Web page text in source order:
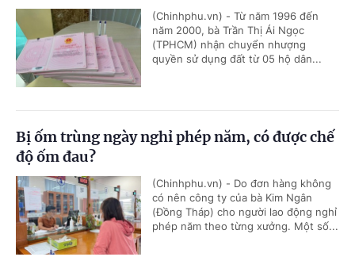
(Chinhphu.vn) - Từ năm 1996 đến
năm 2000, bà Trần Thị Ái Ngọc
(TPHCM) nhận chuyển nhượng
quyền sử dụng đất từ 05 hộ dân...
Bị ốm trùng ngày nghỉ phép năm, có được chế
độ ốm đau?
(Chinhphu.vn) - Do đơn hàng không
có nên công ty của bà Kim Ngân
(Đồng Tháp) cho người lao động nghỉ
phép năm theo từng xưởng. Một số...